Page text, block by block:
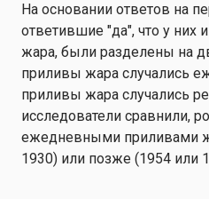
На основании ответов на
ответившие "да", что у
жара, были разделены на
приливы жара случались
приливы жара случались
исследователи сравнили,
ежедневными приливами
1930) или позже (1954 или